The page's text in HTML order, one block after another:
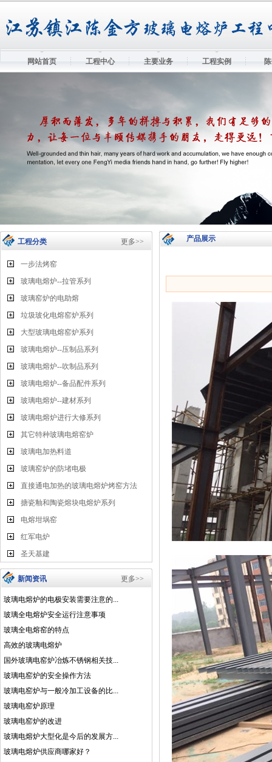
网站首页 工程中心 主要业务 工程实例
工程分类 更多>>
一步法烤窑
玻璃电熔炉--拉管系列
玻璃窑炉的电助熔
垃圾玻化电熔窑炉系列
大型玻璃电熔窑炉系列
玻璃电熔炉--压制品系列
玻璃电熔炉--吹制品系列
玻璃电熔炉--备品配件系列
玻璃电熔炉--建材系列
玻璃电熔炉进行大修系列
其它特种玻璃电熔窑炉
玻璃电加热料道
玻璃窑炉的防堵电极
直接通电加热的玻璃电熔炉烤窑方法
搪瓷釉和陶瓷熔块电熔炉系列
电熔坩埚窑
红军电炉
圣天基建
更多>>
新闻资讯
玻璃电熔炉的电极安装需要注意的...
玻璃全电熔炉安全运行注意事项
玻璃全电熔窑的特点
高效的玻璃电熔炉
国外玻璃电窑炉冶炼不锈钢相关技...
玻璃电窑炉的安全操作方法
玻璃电窑炉与一般冷加工设备的比...
玻璃电窑炉原理
玻璃电窑炉的改进
玻璃电熔炉大型化是今后的发展方...
玻璃电熔炉供应商哪家好？
产品展示